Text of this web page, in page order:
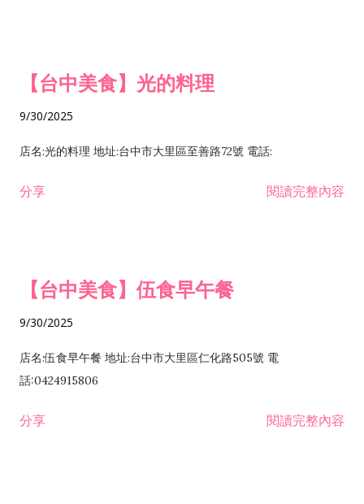
【台中美食】光的料理
9/30/2025
店名:光的料理 地址:台中市大里區至善路72號 電話:
分享 閱讀完整內容
【台中美食】伍食早午餐
9/30/2025
店名:伍食早午餐 地址:台中市大里區仁化路505號 電
話:0424915806
分享 閱讀完整內容